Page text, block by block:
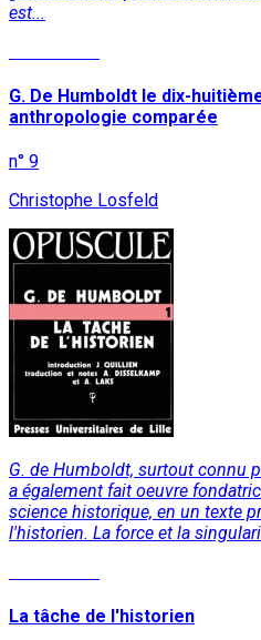
est...
G. De Humboldt le dix-
anthropologie comparée
n° 9
Christophe Losfeld
G. de Humboldt, surtout connu
a également fait oeuvre
science historique, en un texte
l'historien. La force et la
La tâche de l'historien